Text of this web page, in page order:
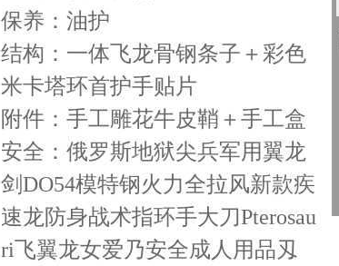
保养：油护
结构：一体飞龙骨钢条子＋彩色
米卡塔环首护手贴片
附件：手工雕花牛皮鞘＋手工盒
安全：俄罗斯地狱尖兵军用翼龙
剑DO54模特钢火力全拉风新款疾
速龙防身战术指环手大刀Pterosau
ri飞翼龙女爱乃安全成人用品刄